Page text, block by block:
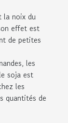
la noix du
effet est
de petites
les
soja est
les
quantités de